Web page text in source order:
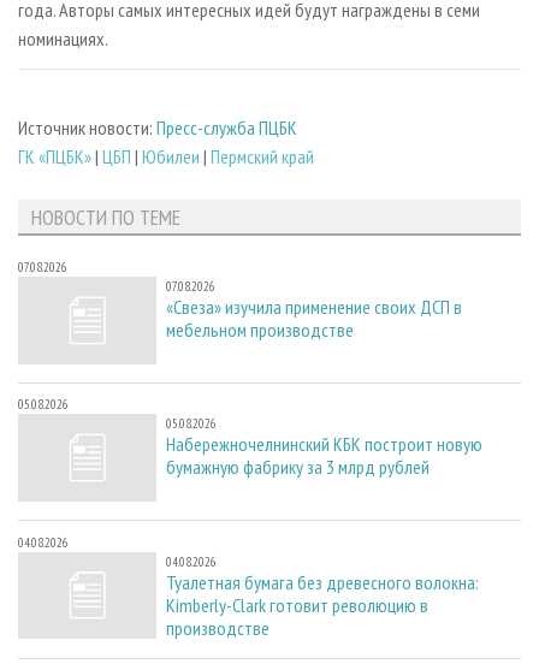
года. Авторы самых интересных идей будут награждены в семи
номинациях.
Источник новости: Пресс-служба ПЦБК
ГК «ПЦБК»| ЦБП | Юбилеи | Пермский край
НОВОСТИ ПО ТЕМЕ
07.08.2026
07.08.2026
«Свеза» изучила применение своих ДСП в
мебельном производстве
05.08.2026
05.08.2026
Набережночелнинский КБК построит новую
бумажную фабрику за 3 млрд рублей
04.08.2026
04.08.2026
Туалетная бумага без древесного волокна:
Kimberly-Clark готовит революцию в
производстве